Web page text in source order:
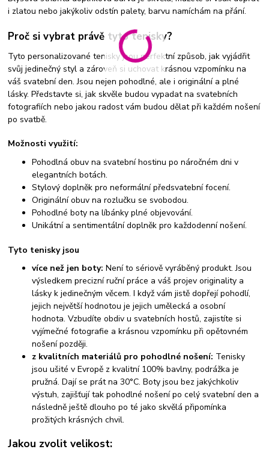
i zlatou nebo jakýkoliv odstín palety, barvu namíchám na přání.
Proč si vybrat právě tyto tenisky?
Tyto personalizované tenisky jsou perfektní způsob, jak vyjádřit
svůj jedinečný styl a zároveň si uchovat krásnou vzpomínku na
váš svatební den. Jsou nejen pohodlné, ale i originální a plné
lásky. Představte si, jak skvěle budou vypadat na svatebních
fotografiích nebo jakou radost vám budou dělat při každém nošení
po svatbě.
Možnosti využití:
Pohodlná obuv na svatební hostinu po náročném dni v
elegantních botách.
Stylový doplněk pro neformální předsvatební focení.
Originální obuv na rozlučku se svobodou.
Pohodlné boty na líbánky plné objevování.
Unikátní a sentimentální doplněk pro každodenní nošení.
Tyto tenisky jsou
více než jen boty: Není to sériově vyráběný produkt. Jsou
výsledkem precizní ruční práce a váš projev originality a
lásky k jedinečným věcem. I když vám jistě dopřejí pohodlí,
jejich největší hodnotou je jejich umělecká a osobní
hodnota. Vzbudíte obdiv u svatebních hostů, zajistíte si
vyjímečné fotografie a krásnou vzpomínku při opětovném
nošení později.
z kvalitních materiálů pro pohodlné nošení: Tenisky
jsou ušité v Evropě z kvalitní 100% bavlny, podrážka je
pružná. Dají se prát na 30°C. Boty jsou bez jakýchkoliv
výstuh, zajišťují tak pohodlné nošení po celý svatební den a
následně ještě dlouho po té jako skvělá připomínka
prožitých krásných chvil.
Jakou zvolit velikost: